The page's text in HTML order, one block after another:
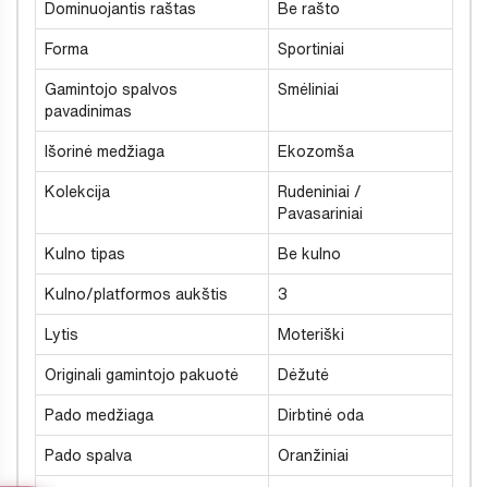
Dominuojantis raštas Be rašto
Forma Sportiniai
Gamintojo spalvos
pavadinimas
Smėliniai
Išorinė medžiaga Ekozomša
Kolekcija
Rudeniniai /
Pavasariniai
Kulno tipas Be kulno
Kulno/platformos aukštis 3
Lytis Moteriški
Originali gamintojo pakuotė Dėžutė
Pado medžiaga Dirbtinė oda
Pado spalva Oranžiniai